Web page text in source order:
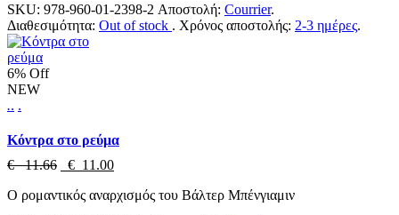
SKU: 978-960-01-2398-2 Αποστολή: Courrier.
Διαθεσιμότητα: Out of stock . Χρόνος αποστολής: 2-3 ημέρες.
6% Off
NEW
.. .
Κόντρα στο ρεύμα
€ 11.66
€ 11.00
Ο ρομαντικός αναρχισμός του Βάλτερ Μπένγιαμιν